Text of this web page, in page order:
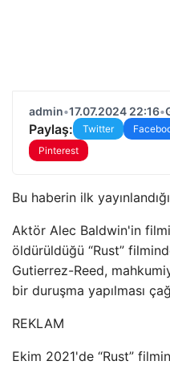
admin•17.07.2024 22:16•
Paylaş: Twitter
Pinterest
Bu haberin ilk
Aktör Alec Baldwin'in
öldürüldüğü “Rust”
Gutierrez-Reed,
bir duruşma yapılması
REKLAM
Ekim 2021'de “Rust”